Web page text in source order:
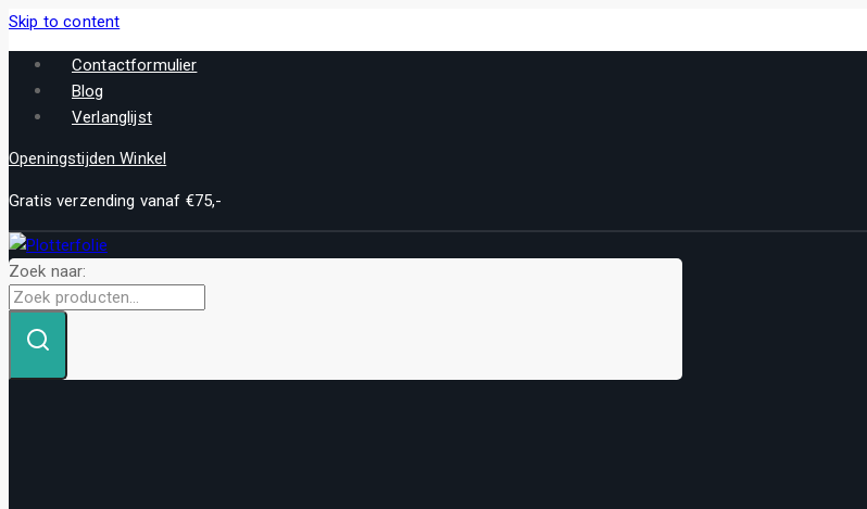
Skip to content
Contactformulier
Blog
Verlanglijst
Openingstijden Winkel
Gratis verzending vanaf €75,-
Zoek naar: